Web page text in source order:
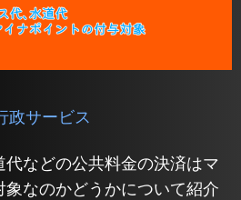
政サービス
などの公共料金の決済はマ
象なのかどうかについて紹介